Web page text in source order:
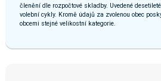
členění dle rozpočtové skladby. Uvedené
volební cykly. Kromě údajů za zvolenou obec
obcemi stejné velikostní kategorie.